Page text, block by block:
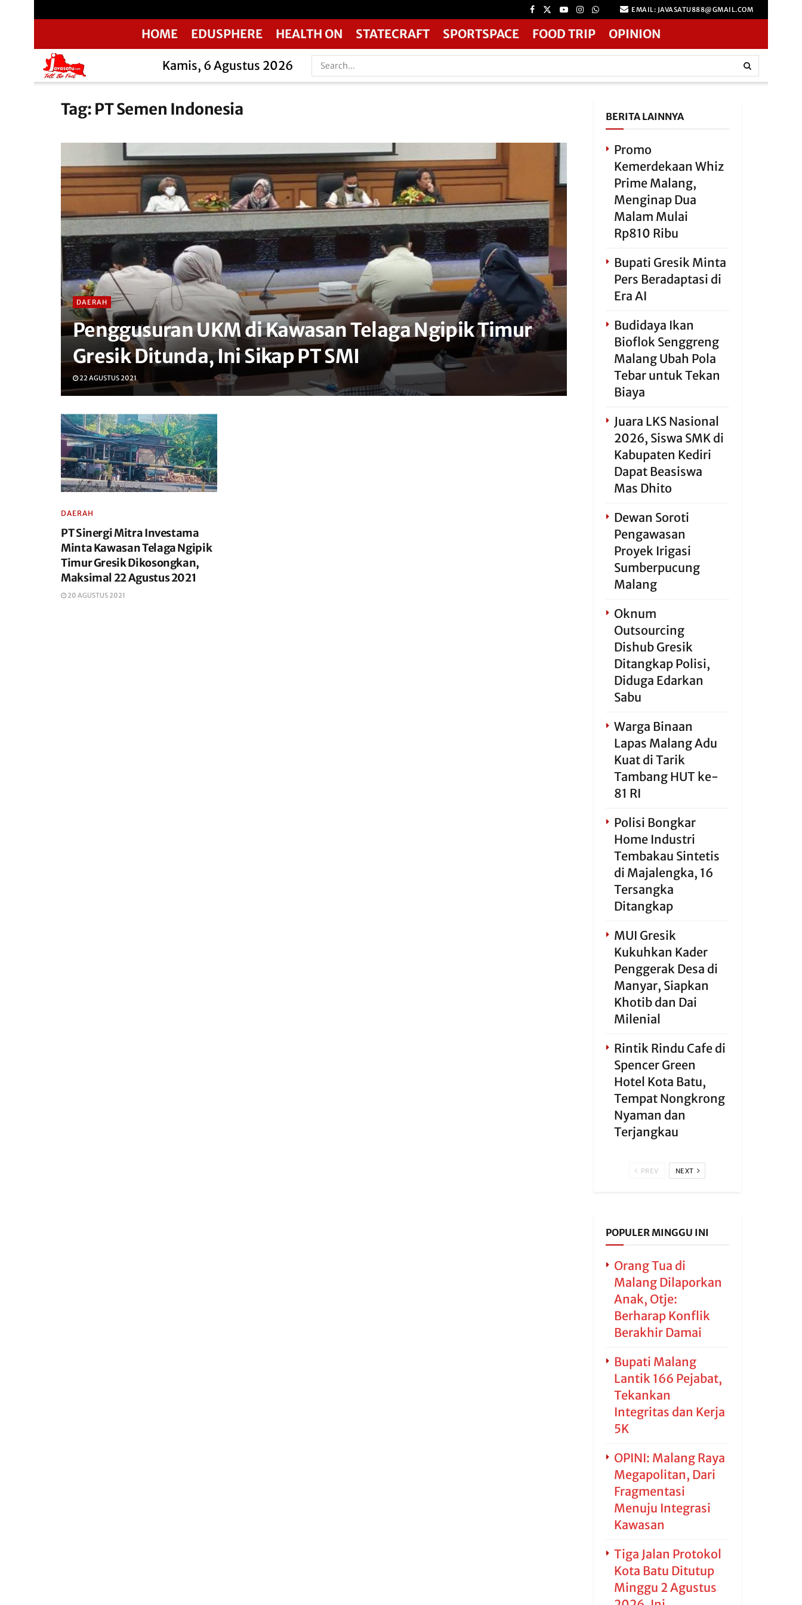
EMAIL: JAVASATU888@GMAIL.COM
HOME EDUSPHERE HEALTH ON STATECRAFT SPORTSPACE FOOD TRIP OPINION
Kamis, 6 Agustus 2026
Tag: PT Semen Indonesia
DAERAH
Penggusuran UKM di Kawasan Telaga Ngipik Timur
Gresik Ditunda, Ini Sikap PT SMI
22 AGUSTUS 2021
DAERAH
PT Sinergi Mitra Investama
Minta Kawasan Telaga Ngipik
Timur Gresik Dikosongkan,
Maksimal 22 Agustus 2021
20 AGUSTUS 2021
BERITA LAINNYA
Promo
Kemerdekaan Whiz
Prime Malang,
Menginap Dua
Malam Mulai
Rp810 Ribu
Bupati Gresik Minta
Pers Beradaptasi di
Era AI
Budidaya Ikan
Bioflok Senggreng
Malang Ubah Pola
Tebar untuk Tekan
Biaya
Juara LKS Nasional
2026, Siswa SMK di
Kabupaten Kediri
Dapat Beasiswa
Mas Dhito
Dewan Soroti
Pengawasan
Proyek Irigasi
Sumberpucung
Malang
Oknum
Outsourcing
Dishub Gresik
Ditangkap Polisi,
Diduga Edarkan
Sabu
Warga Binaan
Lapas Malang Adu
Kuat di Tarik
Tambang HUT ke-
81 RI
Polisi Bongkar
Home Industri
Tembakau Sintetis
di Majalengka, 16
Tersangka
Ditangkap
MUI Gresik
Kukuhkan Kader
Penggerak Desa di
Manyar, Siapkan
Khotib dan Dai
Milenial
Rintik Rindu Cafe di
Spencer Green
Hotel Kota Batu,
Tempat Nongkrong
Nyaman dan
Terjangkau
PREV NEXT
POPULER MINGGU INI
Orang Tua di
Malang Dilaporkan
Anak, Otje:
Berharap Konflik
Berakhir Damai
Bupati Malang
Lantik 166 Pejabat,
Tekankan
Integritas dan Kerja
5K
OPINI: Malang Raya
Megapolitan, Dari
Fragmentasi
Menuju Integrasi
Kawasan
Tiga Jalan Protokol
Kota Batu Ditutup
Minggu 2 Agustus